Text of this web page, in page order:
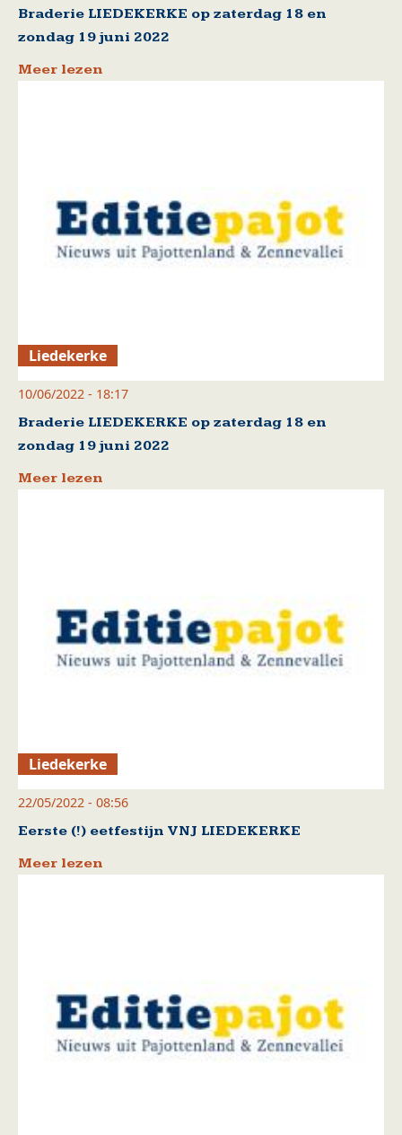
Braderie LIEDEKERKE op zaterdag 18 en
zondag 19 juni 2022
Meer lezen
Liedekerke
10/06/2022 - 18:17
Braderie LIEDEKERKE op zaterdag 18 en
zondag 19 juni 2022
Meer lezen
Liedekerke
22/05/2022 - 08:56
Eerste (!) eetfestijn VNJ LIEDEKERKE
Meer lezen